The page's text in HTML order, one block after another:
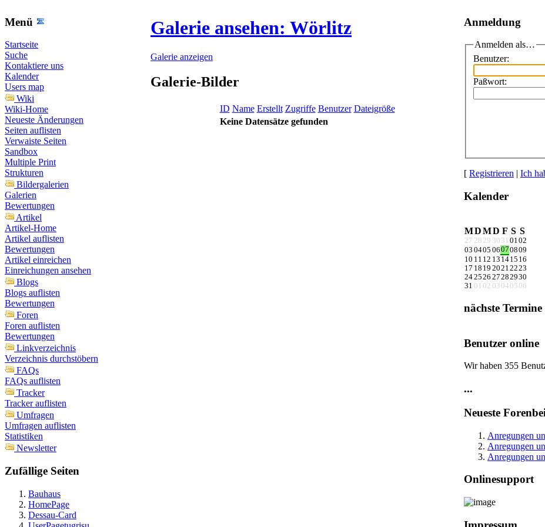
Menü
Startseite
Suche
Kontaktiere uns
Kalender
Users map
Wiki
Wiki-Home
Neueste Änderungen
Seiten auflisten
Verwaiste Seiten
Sandbox
Multiple Print
Strukturen
Bildergalerien
Galerien
Bewertungen
Artikel
Artikel-Home
Artikel auflisten
Bewertungen
Artikel einreichen
Einreichungen ansehen
Blogs
Blogs auflisten
Bewertungen
Foren
Foren auflisten
Bewertungen
Linkverzeichnis
Verzeichnis durchstöbern
FAQs
FAQs auflisten
Tracker
Tracker auflisten
Umfragen
Umfragen auflisten
Statistiken
Newsletter
Zufällige Seiten
Bauhaus
HomePage
Dessau-Card
Galerie ansehen: Wörlitz
Galerie anzeigen
Galerie-Bilder
ID Name Erstellt Zugriffe Benutzer Dateigröße
Keine Datensätze gefunden
Anmeldung
Anmelden als…
Benutzer:
Paßwort:
[ Registrieren | Ich
Kalender
MDMD F S S
27 28 29 30 31 0102
03 0405 06070809
10 11 12 13 1415 16
17 18 19 20212223
242526 27282930
31 01 02 03 04 05 06
nächste Termine
Benutzer online
Wir haben 355
...
Neueste
Anregungen
Anregungen
Anregungen
Onlinesupport